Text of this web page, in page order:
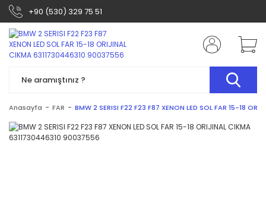
+90 (530) 329 75 51
Anasayfa FAR BMW 2 SERISI F22 F23 F87 XENON LED SOL FAR 15-18